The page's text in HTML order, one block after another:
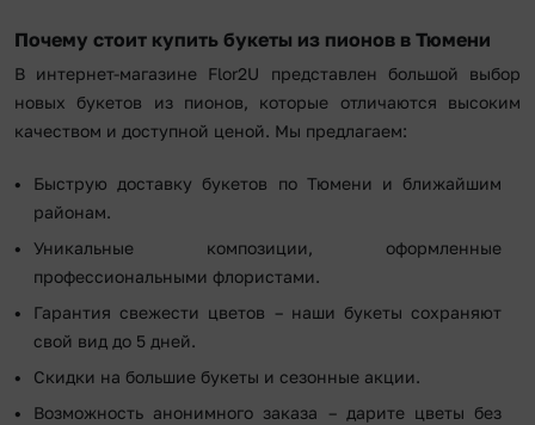
Почему стоит купить букеты из пионов в Тюмени
В интернет-магазине Flor2U представлен большой выбор
новых букетов из пионов, которые отличаются высоким
качеством и доступной ценой. Мы предлагаем:
Быструю доставку букетов по Тюмени и ближайшим
районам.
Уникальные композиции, оформленные
профессиональными флористами.
Гарантия свежести цветов – наши букеты сохраняют
свой вид до 5 дней.
Скидки на большие букеты и сезонные акции.
Возможность анонимного заказа – дарите цветы без